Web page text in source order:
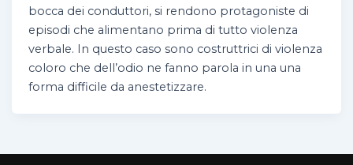
bocca dei conduttori, si rendono protagoniste di
episodi che alimentano prima di tutto violenza
verbale. In questo caso sono costruttrici di violenza
coloro che dell’odio ne fanno parola in una una
forma difficile da anestetizzare.